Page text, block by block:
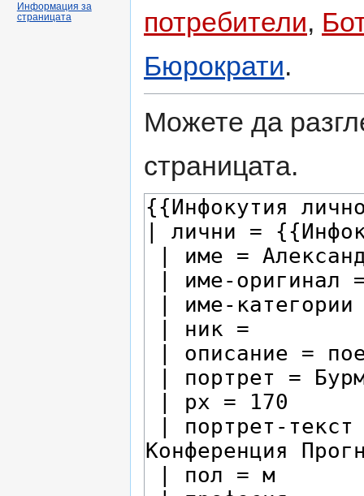
потребители,
Бюрократи.
Можете да
страницата.
Информация за
страницата